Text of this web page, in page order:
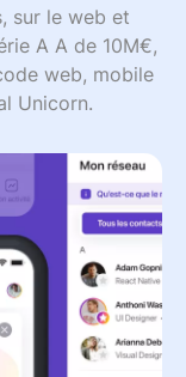
sur le web et
A A de 10M€,
web, mobile
Unicorn.